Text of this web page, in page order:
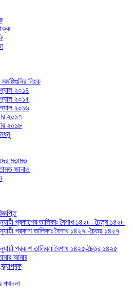
সমষ্টিগুলির লিংক
২০১৪
২০১৫
২০১৬
২০১৭
২০১৮
মতামত
জানাও
প্রকাশের তালিকাঃ বৈশাখ ১৪২৮- চৈত্র ১৪২৮
প্রকাশ তালিকাঃ বৈশাখ ১৪২৭ -চৈত্র ১৪২৭
প্রকাশ তালিকাঃ বৈশাখ ১৪২৫-চৈত্র ১৪২৫
আমার
পথচলা